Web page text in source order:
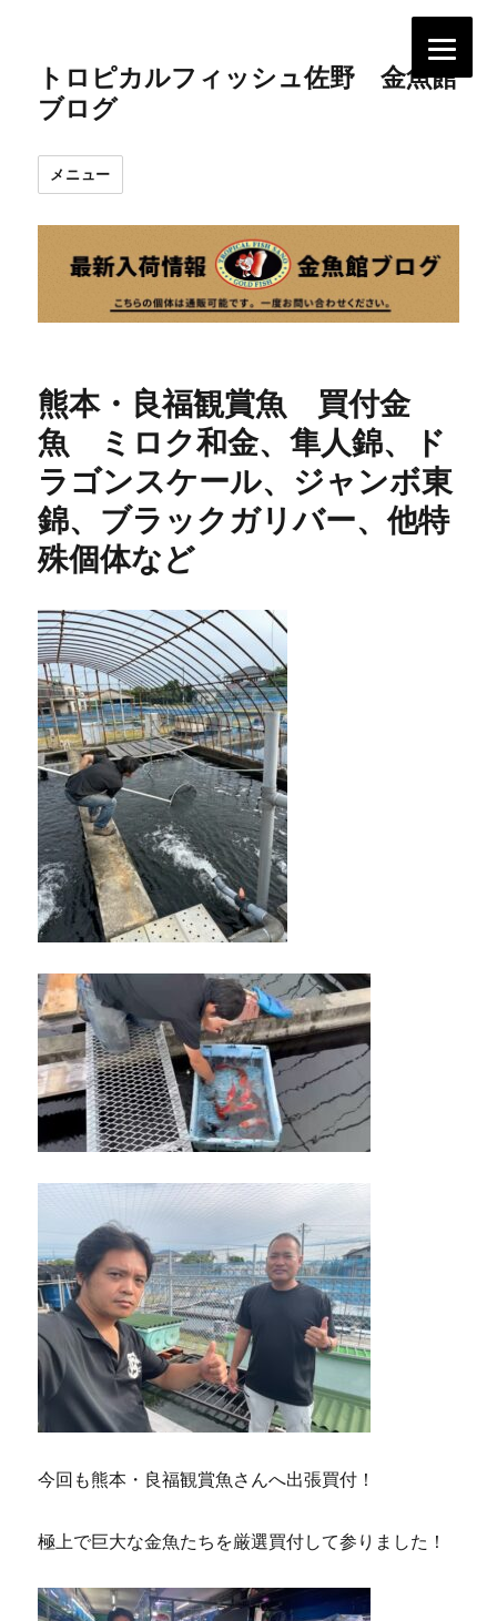
トロピカルフィッシュ佐野 金魚館
ブログ
メニュー
熊本・良福観賞魚 買付金
魚 ミロク和金、隼人錦、ド
ラゴンスケール、ジャンボ東
錦、ブラックガリバー、他特
殊個体など
今回も熊本・良福観賞魚さんへ出張買付！
極上で巨大な金魚たちを厳選買付して参りました！